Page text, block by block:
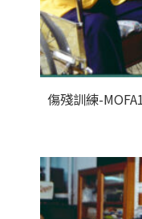
傷殘訓練-